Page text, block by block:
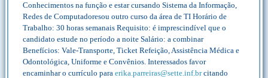
Conhecimentos na função e estar cursando Sistema da Informação,
Redes de Computadoresou outro curso da área de TI Horário de
Trabalho: 30 horas semanais Requisito: é imprescindível que o
candidato estude no período a noite Salário: a combinar
Benefícios: Vale-Transporte, Ticket Refeição, Assistência Médica e
Odontológica, Uniforme e Convênios. Interessados favor
encaminhar o currículo para erika.parreiras@sette.inf.brcitando